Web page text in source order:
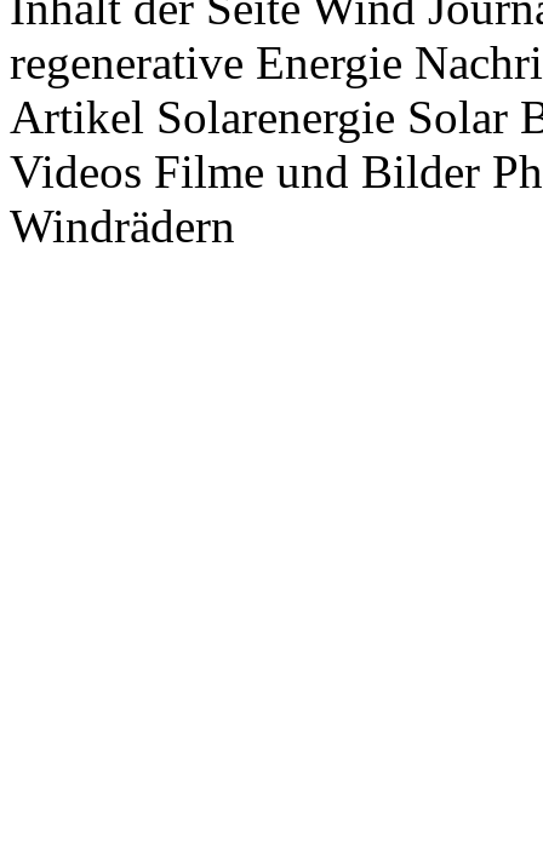
regenerative Energie
Artikel Solarenergie Solar
Videos Filme und Bilder
Windrädern